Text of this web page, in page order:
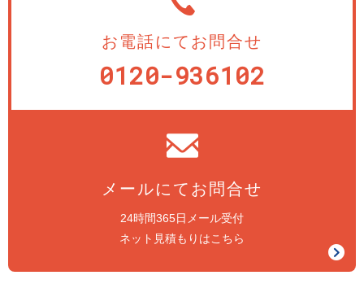
お電話にてお問合せ
0120-936102
メールにてお問合せ
24時間365日メール受付
ネット見積もりはこちら